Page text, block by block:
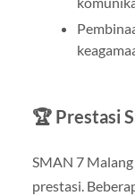
🏆 Prestasi
SMAN 7
prestasi.